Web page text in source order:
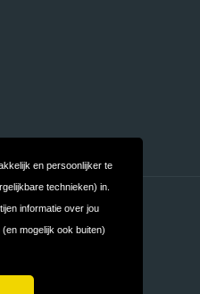
en persoonlijker te
technieken) in.
informatie over jou
mogelijk ook buiten)
Privacy
FAQ